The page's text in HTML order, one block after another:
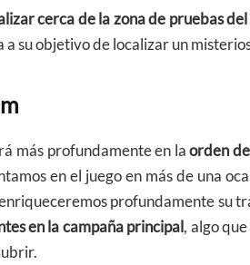
cerca de la zona de pruebas
a su objetivo de localizar un
más profundamente en laorden
en el juego en más de una
profundamente su
en la campaña principal , algo